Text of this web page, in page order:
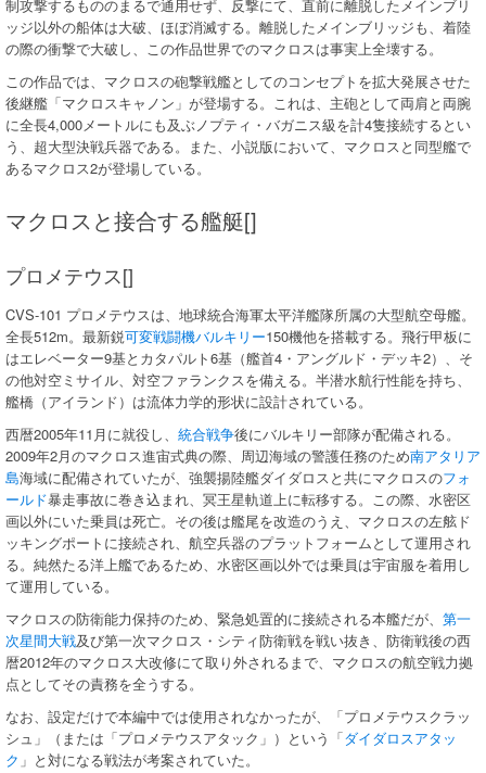
制攻撃するもののまるで通用せず、反撃にて、直前に離脱したメインブリ
ッジ以外の船体は大破、ほぼ消滅する。離脱したメインブリッジも、着陸
の際の衝撃で大破し、この作品世界でのマクロスは事実上全壊する。
この作品では、マクロスの砲撃戦艦としてのコンセプトを拡大発展させた
後継艦「マクロスキャノン」が登場する。これは、主砲として両肩と両腕
に全長4,000メートルにも及ぶノプティ・バガニス級を計4隻接続するとい
う、超大型決戦兵器である。また、小説版において、マクロスと同型艦で
あるマクロス2が登場している。
マクロスと接合する艦艇[]
プロメテウス[]
CVS-101 プロメテウスは、地球統合海軍太平洋艦隊所属の大型航空母艦。
全長512m。最新鋭可変戦闘機バルキリー150機他を搭載する。飛行甲板に
はエレベーター9基とカタパルト6基（艦首4・アングルド・デッキ2）、そ
の他対空ミサイル、対空ファランクスを備える。半潜水航行性能を持ち、
艦橋（アイランド）は流体力学的形状に設計されている。
西暦2005年11月に就役し、 統合戦争後にバルキリー部隊が配備される。
2009年2月のマクロス進宙式典の際、周辺海域の警護任務のため南アタリア
島海域に配備されていたが、強襲揚陸艦ダイダロスと共にマクロスのフォ
ールド暴走事故に巻き込まれ、冥王星軌道上に転移する。この際、水密区
画以外にいた乗員は死亡。その後は艦尾を改造のうえ、マクロスの左舷ド
ッキングポートに接続され、航空兵器のプラットフォームとして運用され
る。純然たる洋上艦であるため、水密区画以外では乗員は宇宙服を着用し
て運用している。
マクロスの防衛能力保持のため、緊急処置的に接続される本艦だが、 第一
次星間大戦及び第一次マクロス・シティ防衛戦を戦い抜き、防衛戦後の西
暦2012年のマクロス大改修にて取り外されるまで、マクロスの航空戦力拠
点としてその責務を全うする。
なお、設定だけで本編中では使用されなかったが、「プロメテウスクラッ
シュ」（または「プロメテウスアタック」）という「ダイダロスアタッ
ク 」と対になる戦法が考案されていた。